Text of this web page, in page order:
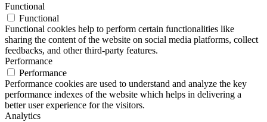
Functional
Functional
Functional cookies help to perform certain functionalities like
sharing the content of the website on social media platforms, collect
feedbacks, and other third-party features.
Performance
Performance
Performance cookies are used to understand and analyze the key
performance indexes of the website which helps in delivering a
better user experience for the visitors.
Analytics